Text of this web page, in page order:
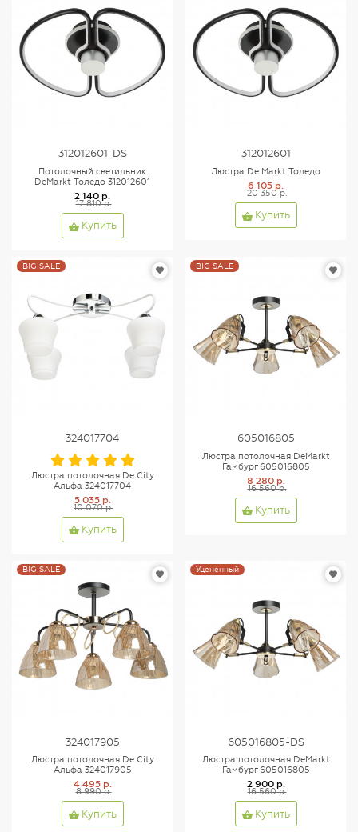
312012601-DS
Потолочный светильник
DeMarkt Толедо 312012601
2 140 р.
17 810 р.
Купить
312012601
Люстра De Markt Толедо
6 105 р.
20 350 р.
Купить
BIG SALE
324017704
Люстра потолочная De City
Альфа 324017704
5 035 р.
10 070 р.
Купить
BIG SALE
605016805
Люстра потолочная DeMarkt
Гамбург 605016805
8 280 р.
16 560 р.
Купить
BIG SALE
324017905
Люстра потолочная De City
Альфа 324017905
4 495 р.
8 990 р.
Купить
Уцененный
605016805-DS
Люстра потолочная DeMarkt
Гамбург 605016805
2 900 р.
16 560 р.
Купить